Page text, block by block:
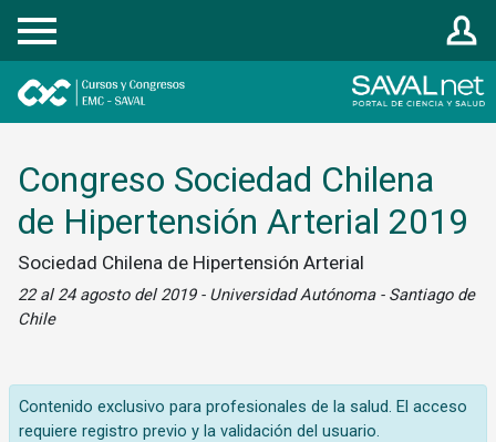
Registrarse
Congreso Sociedad Chilena
de Hipertensión Arterial 2019
Sociedad Chilena de Hipertensión Arterial
22 al 24 agosto del 2019 - Universidad Autónoma - Santiago de
Chile
Contenido exclusivo para profesionales de la salud. El acceso
requiere registro previo y la validación del usuario.